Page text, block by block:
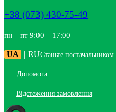
+38 (073) 430-75-49
пн – пт 9:00 – 17:00
UA | RUСтаньте постачальником
Допомога
Відстеження замовлення